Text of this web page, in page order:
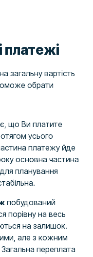
платежі
загальну вартість
обрати
що Ви платите
усього
платежу йде
основна частина
планування
побудований
порівну на весь
на залишок.
але з кожним
переплата